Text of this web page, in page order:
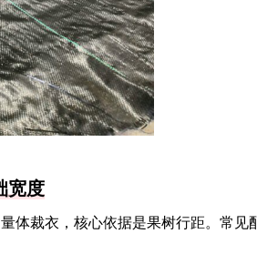
宽度
体裁衣，核心依据是果树行距。常见